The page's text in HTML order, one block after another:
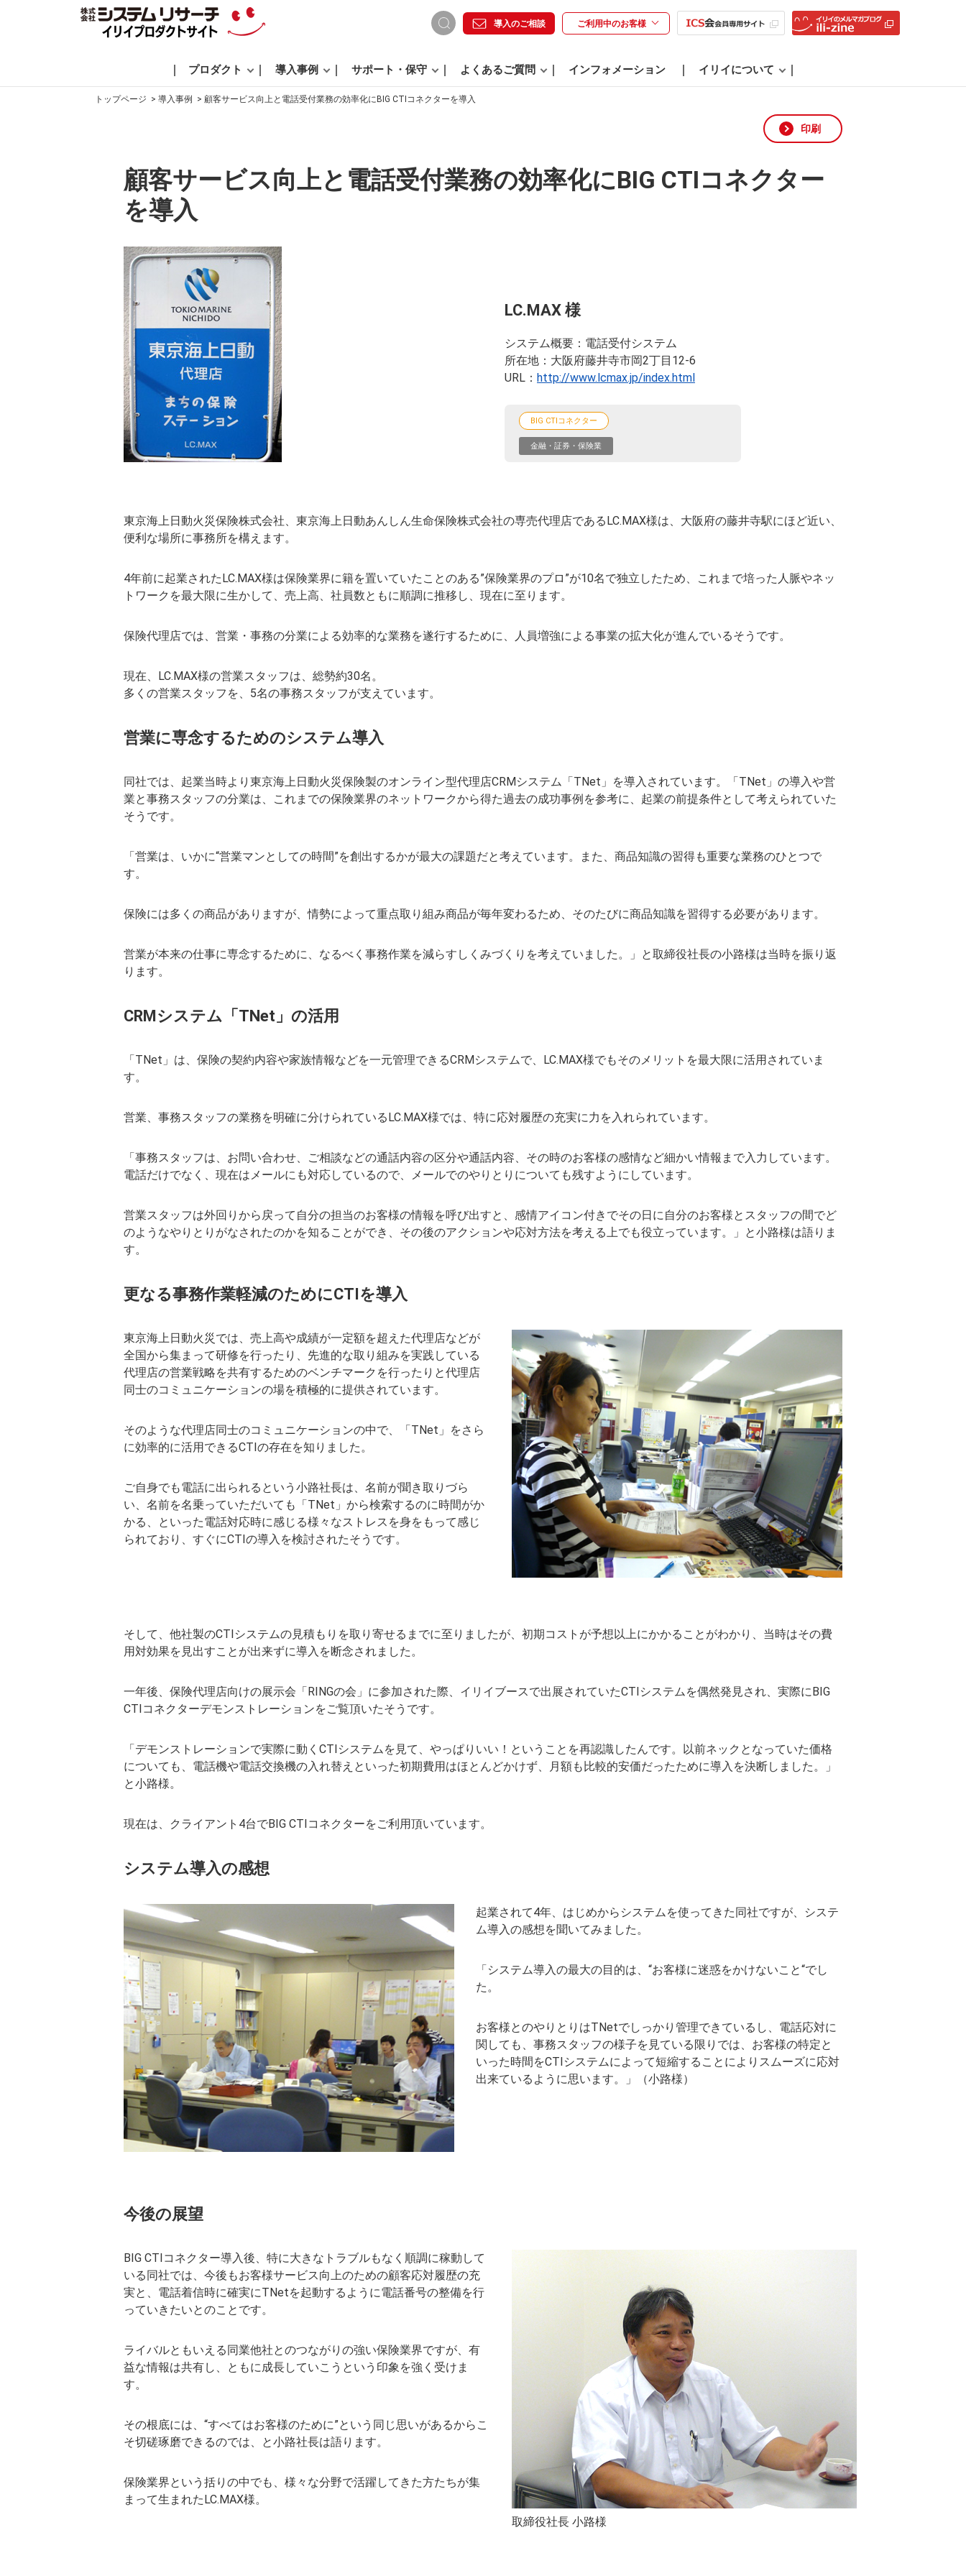
導入のご相談 ご利用中のお客様
プロダクト 導入事例 サポート・保守 よくあるご質問 インフォメーション イリイについて
トップページ 導入事例 顧客サービス向上と電話受付業務の効率化にBIG CTIコネクターを導入
印刷
顧客サービス向上と電話受付業務の効率化にBIG CTIコネクター
を導入
LC.MAX 様
システム概要
電話受付システム
所在地
大阪府藤井寺市岡2丁目12-6
URL
http://www.lcmax.jp/index.html
BIG CTIコネクター
金融・証券・保険業
東京海上日動火災保険株式会社、東京海上日動あんしん生命保険株式会社の専売代理店であるLC.MAX様は、大阪府の藤井寺駅にほど近い、
便利な場所に事務所を構えます。
4年前に起業されたLC.MAX様は保険業界に籍を置いていたことのある”保険業界のプロ”が10名で独立したため、これまで培った人脈やネッ
トワークを最大限に生かして、売上高、社員数ともに順調に推移し、現在に至ります。
保険代理店では、営業・事務の分業による効率的な業務を遂行するために、人員増強による事業の拡大化が進んでいるそうです。
現在、LC.MAX様の営業スタッフは、総勢約30名。
多くの営業スタッフを、5名の事務スタッフが支えています。
営業に専念するためのシステム導入
同社では、起業当時より東京海上日動火災保険製のオンライン型代理店CRMシステム「TNet」を導入されています。「TNet」の導入や営
業と事務スタッフの分業は、これまでの保険業界のネットワークから得た過去の成功事例を参考に、起業の前提条件として考えられていた
そうです。
「営業は、いかに“営業マンとしての時間”を創出するかが最大の課題だと考えています。また、商品知識の習得も重要な業務のひとつで
す。
保険には多くの商品がありますが、情勢によって重点取り組み商品が毎年変わるため、そのたびに商品知識を習得する必要があります。
営業が本来の仕事に専念するために、なるべく事務作業を減らすしくみづくりを考えていました。」と取締役社長の小路様は当時を振り返
ります。
CRMシステム「TNet」の活用
「TNet」は、保険の契約内容や家族情報などを一元管理できるCRMシステムで、LC.MAX様でもそのメリットを最大限に活用されていま
す。
営業、事務スタッフの業務を明確に分けられているLC.MAX様では、特に応対履歴の充実に力を入れられています。
「事務スタッフは、お問い合わせ、ご相談などの通話内容の区分や通話内容、その時のお客様の感情など細かい情報まで入力しています。
電話だけでなく、現在はメールにも対応しているので、メールでのやりとりについても残すようにしています。
営業スタッフは外回りから戻って自分の担当のお客様の情報を呼び出すと、感情アイコン付きでその日に自分のお客様とスタッフの間でど
のようなやりとりがなされたのかを知ることができ、その後のアクションや応対方法を考える上でも役立っています。」と小路様は語りま
す。
更なる事務作業軽減のためにCTIを導入
東京海上日動火災では、売上高や成績が一定額を超えた代理店などが
全国から集まって研修を行ったり、先進的な取り組みを実践している
代理店の営業戦略を共有するためのベンチマークを行ったりと代理店
同士のコミュニケーションの場を積極的に提供されています。
そのような代理店同士のコミュニケーションの中で、「TNet」をさら
に効率的に活用できるCTIの存在を知りました。
ご自身でも電話に出られるという小路社長は、名前が聞き取りづら
い、名前を名乗っていただいても「TNet」から検索するのに時間がか
かる、といった電話対応時に感じる様々なストレスを身をもって感じ
られており、すぐにCTIの導入を検討されたそうです。
そして、他社製のCTIシステムの見積もりを取り寄せるまでに至りましたが、初期コストが予想以上にかかることがわかり、当時はその費
用対効果を見出すことが出来ずに導入を断念されました。
一年後、保険代理店向けの展示会「RINGの会」に参加された際、イリイブースで出展されていたCTIシステムを偶然発見され、実際にBIG
CTIコネクターデモンストレーションをご覧頂いたそうです。
「デモンストレーションで実際に動くCTIシステムを見て、やっぱりいい！ということを再認識したんです。以前ネックとなっていた価格
についても、電話機や電話交換機の入れ替えといった初期費用はほとんどかけず、月額も比較的安価だったために導入を決断しました。」
と小路様。
現在は、クライアント4台でBIG CTIコネクターをご利用頂いています。
システム導入の感想
起業されて4年、はじめからシステムを使ってきた同社ですが、システ
ム導入の感想を聞いてみました。
「システム導入の最大の目的は、“お客様に迷惑をかけないこと“でし
た。
お客様とのやりとりはTNetでしっかり管理できているし、電話応対に
関しても、事務スタッフの様子を見ている限りでは、お客様の特定と
いった時間をCTIシステムによって短縮することによりスムーズに応対
出来ているように思います。」（小路様）
今後の展望
取締役社長 小路様
BIG CTIコネクター導入後、特に大きなトラブルもなく順調に稼動して
いる同社では、今後もお客様サービス向上のための顧客応対履歴の充
実と、電話着信時に確実にTNetを起動するように電話番号の整備を行
っていきたいとのことです。
ライバルともいえる同業他社とのつながりの強い保険業界ですが、有
益な情報は共有し、ともに成長していこうという印象を強く受けま
す。
その根底には、“すべてはお客様のために”という同じ思いがあるからこ
そ切磋琢磨できるのでは、と小路社長は語ります。
保険業界という括りの中でも、様々な分野で活躍してきた方たちが集
まって生まれたLC.MAX様。